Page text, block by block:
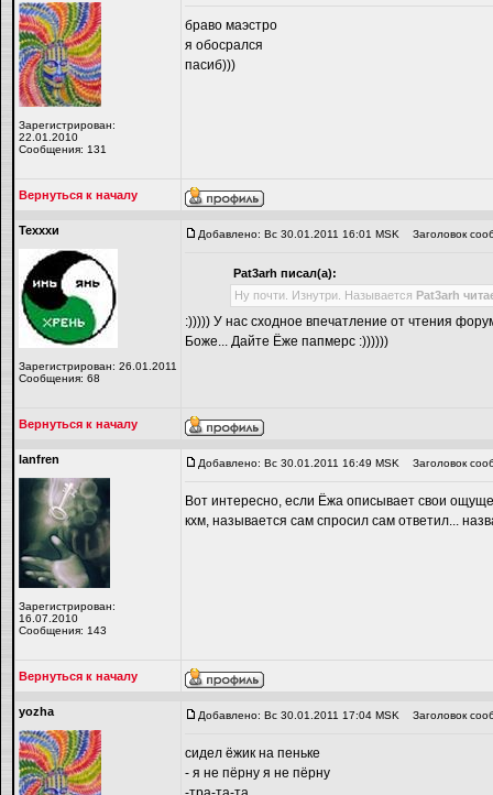
Зарегистрирован:
22.01.2010
Сообщения: 131
браво маэстро
я обосрался
пасиб)))
Вернуться к началу
Техххи
Зарегистрирован: 26.01.2011
Сообщения: 68
Добавлено: Вс 30.01.2011 16:01 MSK Заголовок
Pat3arh писал(а):
Ну почти. Изнутри. Называется Pat3arh
:))))) У нас сходное впечатление от чтения
Боже... Дайте Ёже папмерс :))))))
Вернуться к началу
lanfren
Зарегистрирован:
16.07.2010
Сообщения: 143
Добавлено: Вс 30.01.2011 16:49 MSK Заголовок
Вот интересно, если Ёжа описывает свои
кхм, называется сам спросил сам ответил...
Вернуться к началу
yozha Добавлено: Вс 30.01.2011 17:04 MSK Заголовок
сидел ёжик на пеньке
- я не пёрну я не пёрну